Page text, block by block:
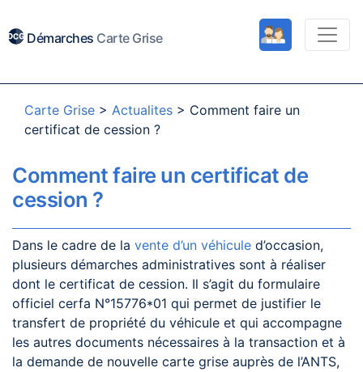
Démarches Carte Grise
Carte Grise > Actualites > Comment faire un
certificat de cession ?
Comment faire un certificat de
cession ?
Dans le cadre de la vente d’un véhicule d’occasion,
plusieurs démarches administratives sont à réaliser
dont le certificat de cession. Il s’agit du formulaire
officiel cerfa N°15776*01 qui permet de justifier le
transfert de propriété du véhicule et qui accompagne
les autres documents nécessaires à la transaction et à
la demande de nouvelle carte grise auprès de l’ANTS,